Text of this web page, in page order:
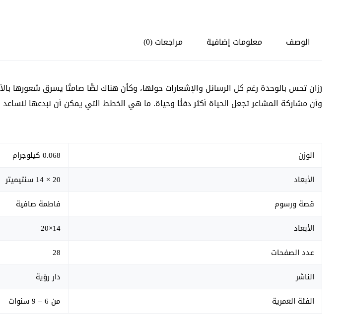
الوصف معلومات إضافية مراجعات (0)
رَزان تحس بالوحدة رغم كل الرسائل والإشعارات حولها، وكأن هناك لصًّا صامتًا يسرق شعورها
وأن مشاركة المشاعر تجعل الحياة أكثر دفئًا وحياة. ما هي الخطط التي يمكن أن نبدعها
الوزن
0.068 كيلوجرام
الأبعاد
20 × 14 سنتيميتر
قصة ورسوم
فاطمة صافية
الأبعاد
14×20
عدد الصفحات
28
الناشر
دار رؤية
الفئة العمرية
من 6 – 9 سنوات